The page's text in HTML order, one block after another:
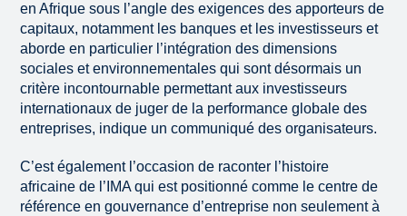
en Afrique sous l’angle des exigences des apporteurs de
capitaux, notamment les banques et les investisseurs et
aborde en particulier l’intégration des dimensions
sociales et environnementales qui sont désormais un
critère incontournable permettant aux investisseurs
internationaux de juger de la performance globale des
entreprises, indique un communiqué des organisateurs.
C’est également l’occasion de raconter l’histoire
africaine de l’IMA qui est positionné comme le centre de
référence en gouvernance d’entreprise non seulement à